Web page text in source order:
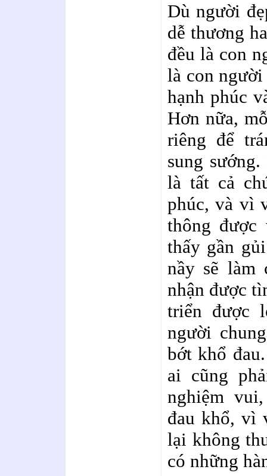
Dù người
dễ thương
đều là con
là con người
hạnh phúc
Hơn nữa,
riêng để
sung
là tất cả
phúc, và vì
thông
thấy gần
nầy sẽ làm
nhận được
triển được
người
bớt khổ
ai cũng
nghiệm
đau khổ, vì
lại không
có những